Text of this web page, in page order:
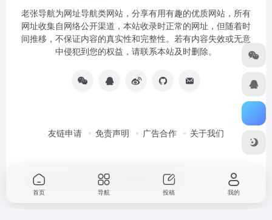
老张导航为网址导航类网站，分享有用有趣的优质网站，所有
网址收集自网络公开渠道，本站收录时正常的网址，但随着时
间推移，不保证内容的真实性和完整性。若有内容失效或无意
中侵犯到您的权益，请联系本站及时删除。
友链申请 免责声明 广告合作 关于我们
Copyright © 2026 老张导航 强力驱动
首页 导航 投稿 我的